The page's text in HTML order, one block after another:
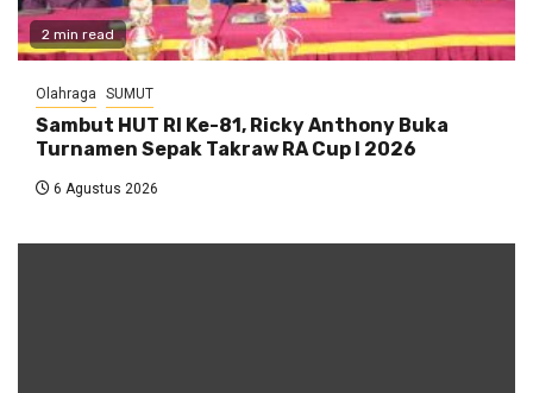
2 min read
Olahraga SUMUT
Sambut HUT RI Ke-81, Ricky Anthony Buka
Turnamen Sepak Takraw RA Cup I 2026
6 Agustus 2026